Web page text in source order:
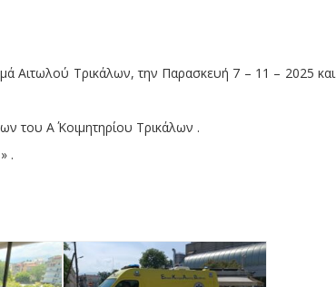
Αιτωλού Τρικάλων, την Παρασκευή 7 – 11 – 2025 και
του Α΄ Κοιμητηρίου Τρικάλων .
.